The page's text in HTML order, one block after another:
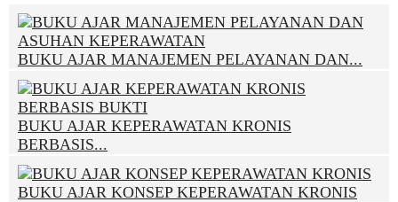
BUKU AJAR MANAJEMEN PELAYANAN DAN...
BUKU AJAR KEPERAWATAN KRONIS
BERBASIS...
BUKU AJAR KONSEP KEPERAWATAN KRONIS